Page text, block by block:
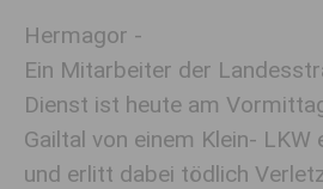
Hermagor -
Ein Mitarbeiter der
Dienst ist heute am
Gailtal von einem Klein-
und erlitt dabei tödlich